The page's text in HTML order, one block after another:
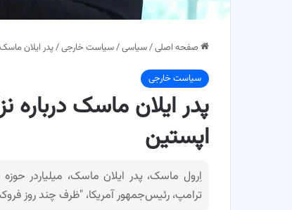
صفحه اصلی/سیاسی/سیاست خارجی/پدر ایلان
سیاست خارجی
پدر ایلان ماسک درباره
اپستین
اِرول ماسک، پدر ایلان ماسک، میلیاردر
ترامپ، رئیس‌جمهور آمریکا، "ظرف چند روز